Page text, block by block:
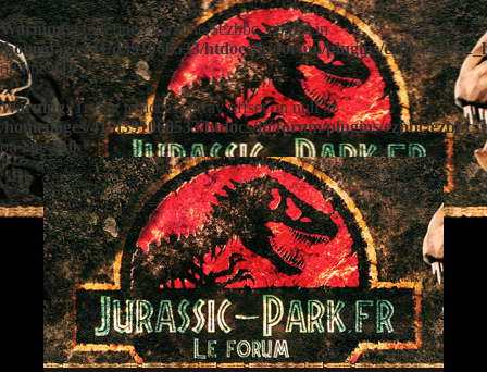
Warning: Undefined variable $ezbbc_config in
/homepages/41/d391060533/htdocs/jp/forum/plugins/ezbbc/
on line410
Warning: Trying to access array offset on null in
/homepages/41/d391060533/htdocs/jp/forum/plugins/ezbbc/
on line410